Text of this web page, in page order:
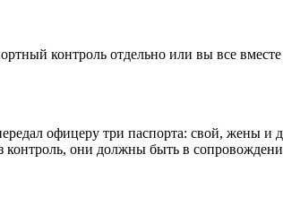
контроль отдельно или вы все
офицеру три паспорта: свой, жены и
они должны быть в